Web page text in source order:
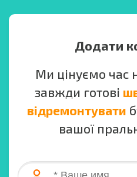
Додати
Ми цінуємо час
завжди готові
відремонтувати
вашої